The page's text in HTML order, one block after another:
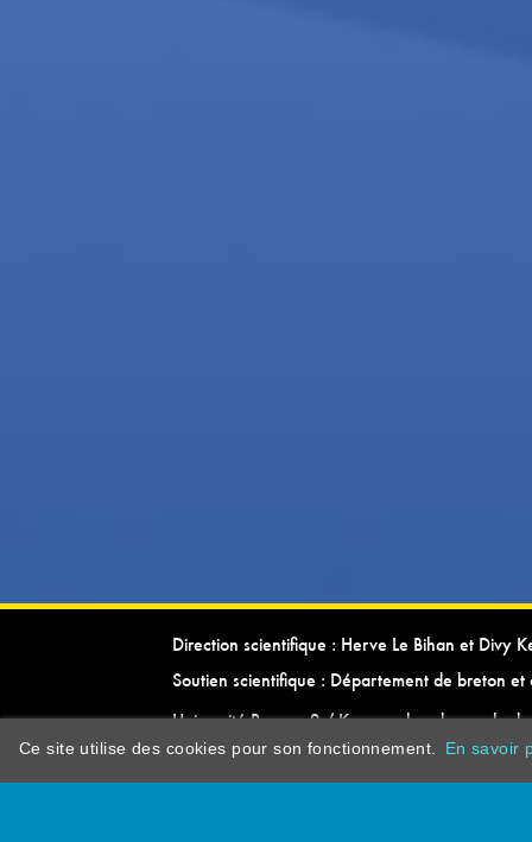
Direction scientifique : Herve Le Bihan et Divy
Soutien scientifique : Département de breton et
Université Rennes 2 / Kevrenn brezhoneg ha
Ce site utilise des cookies pour son fonctionnement. En savoir